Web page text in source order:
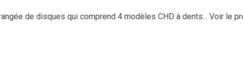
de disques qui comprend 4 modèles CHD à dents... Voir le